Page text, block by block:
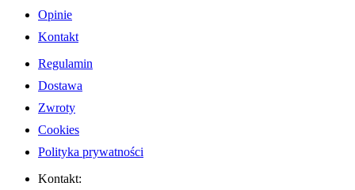
Opinie
Kontakt
Regulamin
Dostawa
Zwroty
Cookies
Polityka prywatności
Kontakt: